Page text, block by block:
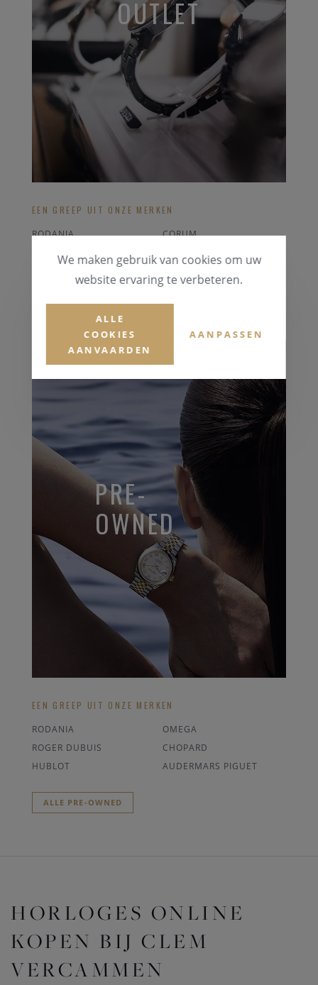
OUTLET
EEN GREEP UIT ONZE MERKEN
RODANIA
CORUM
ALLE OUTLET
PRE-
OWNED
EEN GREEP UIT ONZE MERKEN
RODANIA
OMEGA
ROGER DUBUIS
CHOPARD
HUBLOT
AUDERMARS PIGUET
ALLE PRE-OWNED
HORLOGES ONLINE
KOPEN BIJ CLEM
VERCAMMEN
We maken gebruik van cookies om uw
website ervaring te verbeteren.
ALLE
COOKIES
AANVAARDEN
AANPASSEN